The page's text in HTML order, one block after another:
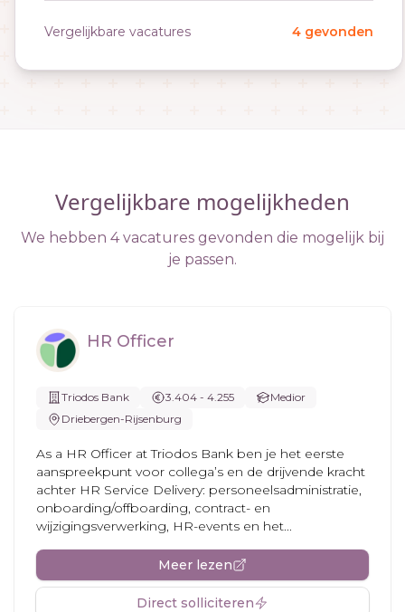
Vergelijkbare vacatures 4 gevonden
Vergelijkbare mogelijkheden
We hebben 4 vacatures gevonden die mogelijk bij
je passen.
HR Officer
Triodos Bank 3.404 - 4.255
Medior
Driebergen-Rijsenburg
As a HR Officer at Triodos Bank ben je het eerste
aanspreekpunt voor collega’s en de drijvende kracht
achter HR Service Delivery: personeelsadministratie,
onboarding/offboarding, contract- en
wijzigingsverwerking, HR-events en het...
Meer lezen
Direct solliciteren